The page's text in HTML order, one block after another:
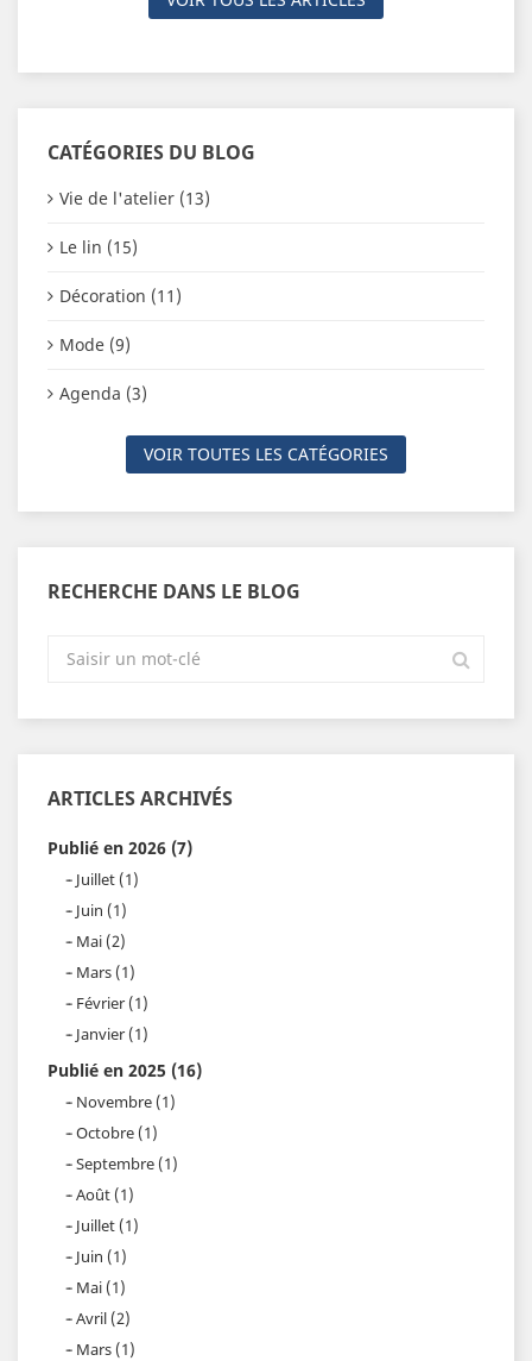
CATÉGORIES DU BLOG
Vie de l'atelier (13)
Le lin (15)
Décoration (11)
Mode (9)
Agenda (3)
VOIR TOUTES LES CATÉGORIES
RECHERCHE DANS LE BLOG
ARTICLES ARCHIVÉS
Publié en 2026 (7)
Juillet (1)
Juin (1)
Mai (2)
Mars (1)
Février (1)
Janvier (1)
Publié en 2025 (16)
Novembre (1)
Octobre (1)
Septembre (1)
Août (1)
Juillet (1)
Juin (1)
Mai (1)
Avril (2)
Mars (1)